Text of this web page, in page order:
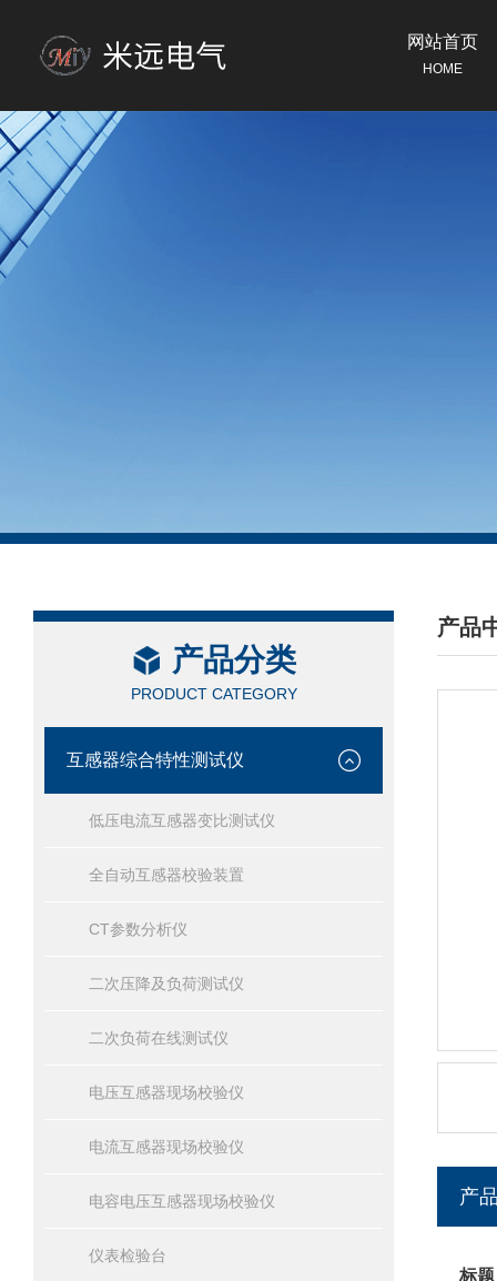
网站首页
HOME
产品分类
PRODUCT CATEGORY
互感器综合特性测试仪
低压电流互感器变比测试仪
全自动互感器校验装置
CT参数分析仪
二次压降及负荷测试仪
二次负荷在线测试仪
电压互感器现场校验仪
电流互感器现场校验仪
电容电压互感器现场校验仪
仪表检验台
产品
/
产
标